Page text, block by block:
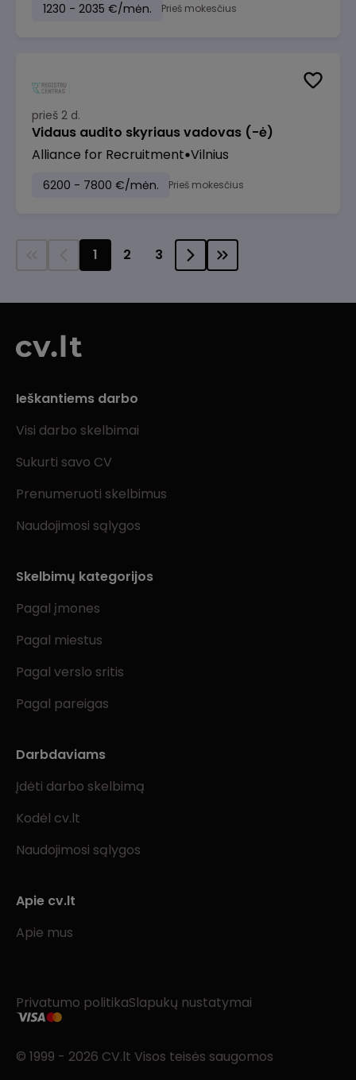
1230 - 2035 €/mėn. Prieš mokesčius
prieš 2 d.
Vidaus audito skyriaus vadovas (-ė)
Alliance for Recruitment Vilnius
6200 - 7800 €/mėn. Prieš mokesčius
1 2 3
Ieškantiems darbo
Visi darbo skelbimai
Sukurti savo CV
Prenumeruoti skelbimus
Naudojimosi sąlygos
Skelbimų kategorijos
Pagal įmones
Pagal miestus
Pagal verslo sritis
Pagal pareigas
Darbdaviams
Įdėti darbo skelbimą
Kodėl cv.lt
Naudojimosi sąlygos
Apie cv.lt
Apie mus
Privatumo politikaSlapukų nustatymai
© 1999 - 2026 CV.lt Visos teisės saugomos